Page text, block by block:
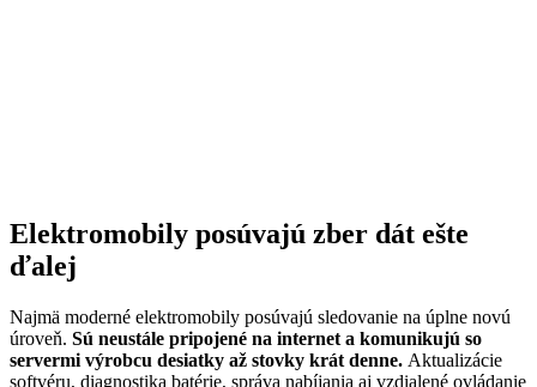
Elektromobily posúvajú zber dát ešte
ďalej
Najmä moderné elektromobily posúvajú sledovanie na úplne novú
úroveň. Sú neustále pripojené na internet a komunikujú so
servermi výrobcu desiatky až stovky krát denne. Aktualizácie
softvéru, diagnostika batérie, správa nabíjania aj vzdialené ovládanie